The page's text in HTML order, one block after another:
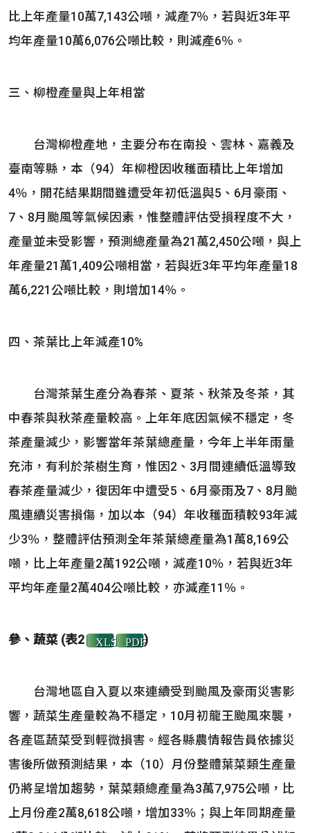
比上年產量10萬7,143公噸，減產7％，若與近3年平
均年產量10萬6,076公噸比較，則減產6％。
三、柳橙產量與上年相當
台灣柳橙產地，主要分布在南投、雲林、嘉義及
臺南等縣，本（94）年柳橙因收穫面積比上年增加
4％，開花結果期間雖遭受年初低溫與5、6月豪雨、
7、8月颱風等氣候因素，惟整體評估受損程度不大，
產量並未受影響，預測總產量為21萬2,450公噸，與上
年產量21萬1,409公噸相當，若與近3年平均年產量18
萬6,221公噸比較，則增加14％。
四、茶葉比上年減產10%
台灣茶葉生產分為春茶、夏茶、秋茶及冬茶，其
中春茶與秋茶產量較高。上年年底因氣候不穩定，冬
茶產量減少，影響當年茶葉總產量，今年上半年雨量
充沛，有利於茶樹生育，惟因2、3月間連續低溫導致
春茶產量減少，復因年中遭受5、6月豪雨及7、8月颱
風連續災害損傷，加以本（94）年收穫面積較93年減
少3％，整體評估預測全年茶葉總產量為1萬8,169公
噸，比上年產量2萬192公噸，減產10％，若與近3年
平均年產量2萬404公噸比較，亦減產11％。
參、蔬菜 (表2 XLS PDF)
台灣地區自入夏以來連續受到颱風及豪雨災害影
響，蔬菜生產量較為不穩定，10月初龍王颱風來襲，
各產區蔬菜受到輕微損害。經各縣農情報告員依據災
害後所做預測結果，本（10）月份整體葉菜類生產量
仍將呈增加趨勢，葉菜類總產量為3萬7,975公噸，比
上月份產2萬8,618公噸，增加33％；與上年同期產量